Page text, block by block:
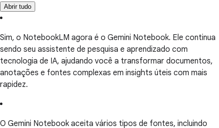
Abrir tudo
Sim, o NotebookLM agora é o Gemini Notebook. Ele continua
sendo seu assistente de pesquisa e aprendizado com
tecnologia de IA, ajudando você a transformar documentos,
anotações e fontes complexas em insights úteis com mais
rapidez.
O Gemini Notebook aceita vários tipos de fontes, incluindo